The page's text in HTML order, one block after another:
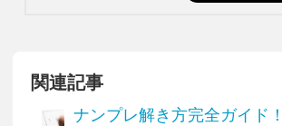
関連記事
ナンプレ解き方完全ガイド